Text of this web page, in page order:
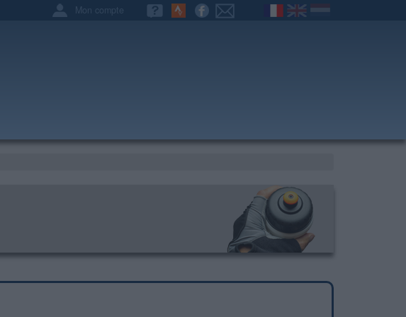
Mon compte